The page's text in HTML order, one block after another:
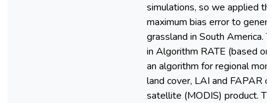
simulations, so we applied
maximum bias error to
grassland in South America.
in Algorithm RATE (based
an algorithm for regional
land cover, LAI and FAPAR
satellite (MODIS) product.